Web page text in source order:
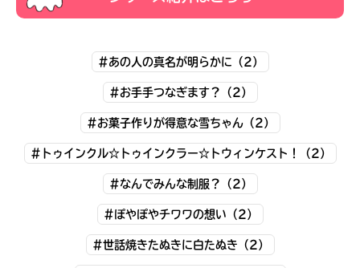
キミノラジオ配信中！
いろんな動画が
見られる
#あの人の真名が明らかに（2）
#お手手つなぎます？（2）
#お菓子作りが得意な雪ちゃん（2）
#トゥインクル☆トゥインクラー☆トウィンケスト！（2）
#なんでみんな制服？（2）
#ぽやぽやチワワの想い（2）
#世話焼きたぬきに白たぬき（2）